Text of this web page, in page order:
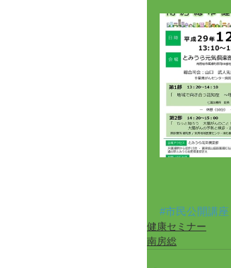
#市民公開講座
健康セミナー
南房総